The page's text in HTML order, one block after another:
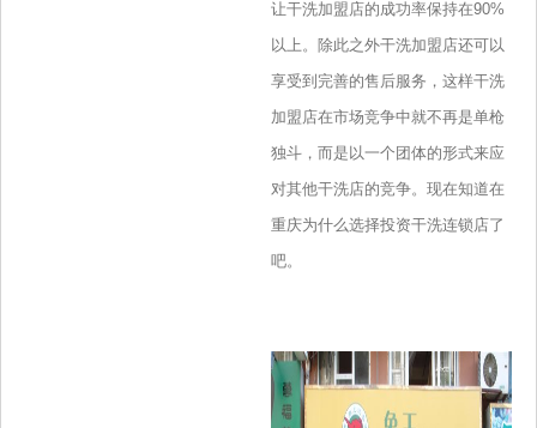
让干洗加盟店的成功率保持在90%
以上。除此之外干洗加盟店还可以
享受到完善的售后服务，这样干洗
加盟店在市场竞争中就不再是单枪
独斗，而是以一个团体的形式来应
对其他干洗店的竞争。现在知道在
重庆为什么选择投资干洗连锁店了
吧。